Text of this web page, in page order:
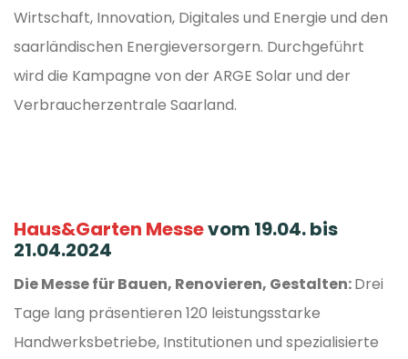
Wirtschaft, Innovation, Digitales und Energie und den
saarländischen Energieversorgern. Durchgeführt
wird die Kampagne von der ARGE Solar und der
Verbraucherzentrale Saarland.
Haus&Garten Messevom 19.04. bis
21.04.2024
Die Messe für Bauen, Renovieren, Gestalten:Drei
Tage lang präsentieren 120 leistungsstarke
Handwerksbetriebe, Institutionen und spezialisierte